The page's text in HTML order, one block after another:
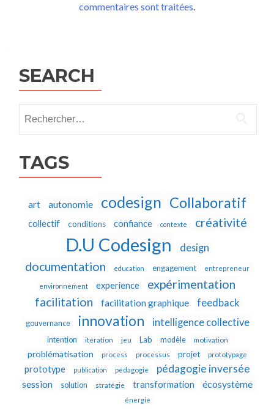
commentaires sont traitées.
SEARCH
TAGS
art autonomie codesign Collaboratif
collectif conditions confiance contexte créativité
D.U Codesign design
documentation education engagement entrepreneur
environnement experience
expérimentation
facilitation
facilitation graphique feedback
gouvernance innovation intelligence collective
intention itération jeu Lab modèle motivation
problématisation process processus projet prototypage
prototype publication pédagogie pédagogie inversée
session solution stratégie transformation écosystème
énergie